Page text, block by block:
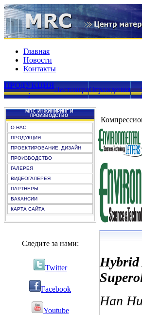
Главная
Новости
Контакты
ПРОДУКЦИЯ
:
ЛестницыОграждения
MRC ИНЖИНИРИНГ И
ПРОИЗВОДСТВО
О НАС
ПРОДУКЦИЯ
ПРОЕКТИРОВАНИЕ, ДИЗАЙН
ПРОИЗВОДСТВО
ГАЛЕРЕЯ
ВИДЕОГАЛЕРЕЯ
ПАРТНЕРЫ
ВАКАНСИИ
КАРТА САЙТА
Следите за нами:
Twitter
Facebook
Youtube
Hybrid
Han